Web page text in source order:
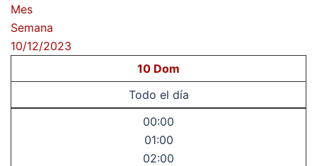
Mes
Semana
10/12/2023
10 Dom
Todo el día
00:00
01:00
02:00